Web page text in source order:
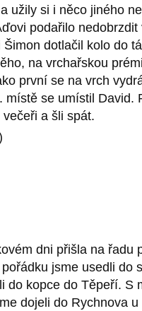
užily si i něco jiného
podařilo
dotlačil kolo do
na vrchařskou
první se na vrch
místě se umístil David.
a šli spát.
dni přišla na řadu
jsme usedli do
do kopce do Těpeří. S
dojeli do Rychnova